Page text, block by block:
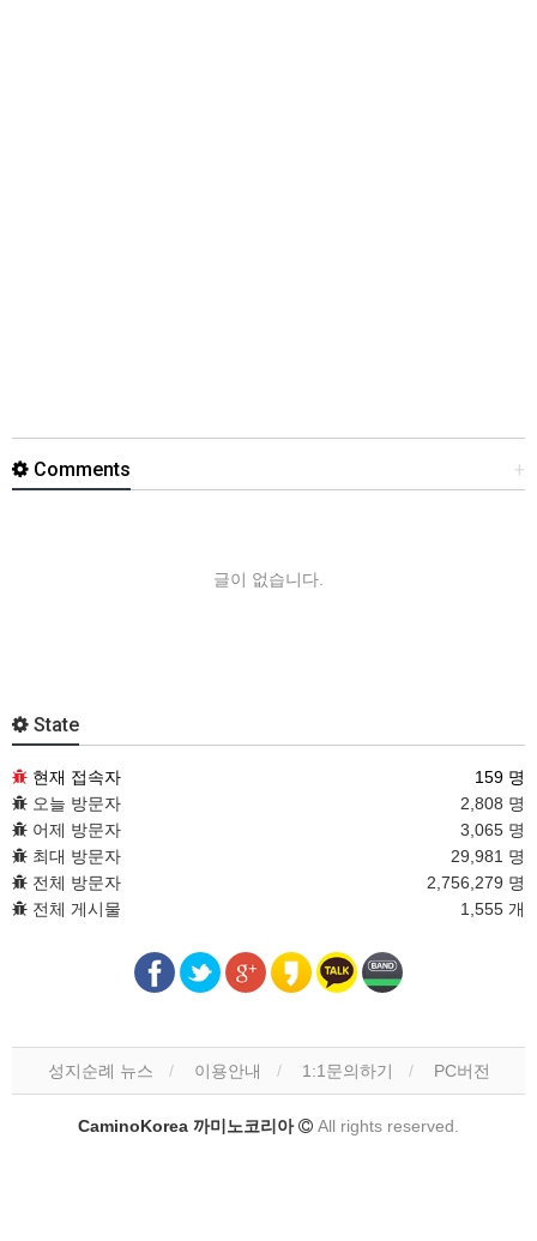
+
Comments
글이 없습니다.
State
현재 접속자
159 명
오늘 방문자
2,808 명
어제 방문자
3,065 명
최대 방문자
29,981 명
전체 방문자
2,756,279 명
전체 게시물
1,555 개
성지순례 뉴스 이용안내 1:1문의하기 PC버전
CaminoKorea 까미노코리아 All rights reserved.